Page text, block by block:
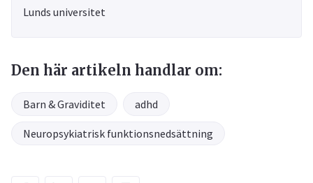
Lunds universitet
Den här artikeln handlar om:
Barn & Graviditet adhd
Neuropsykiatrisk funktionsnedsättning